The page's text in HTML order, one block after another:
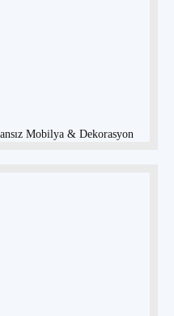
Mobilya & Dekorasyon